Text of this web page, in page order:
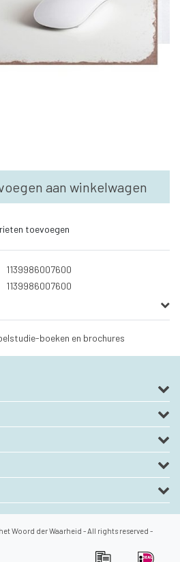
aan winkelwagen
toevoegen
1139986007600
1139986007600
boeken en brochures
Woord der Waarheid - All rights reserved -